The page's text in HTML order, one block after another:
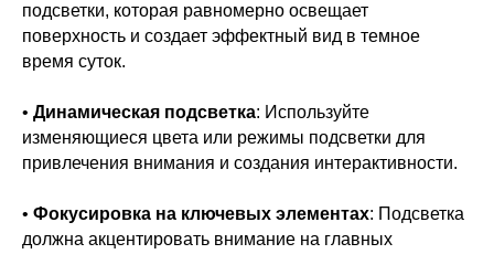
подсветки, которая равномерно освещает
поверхность и создает эффектный вид в темное
время суток.
• Динамическая подсветка: Используйте
изменяющиеся цвета или режимы подсветки для
привлечения внимания и создания интерактивности.
• Фокусировка на ключевых элементах: Подсветка
должна акцентировать внимание на главных